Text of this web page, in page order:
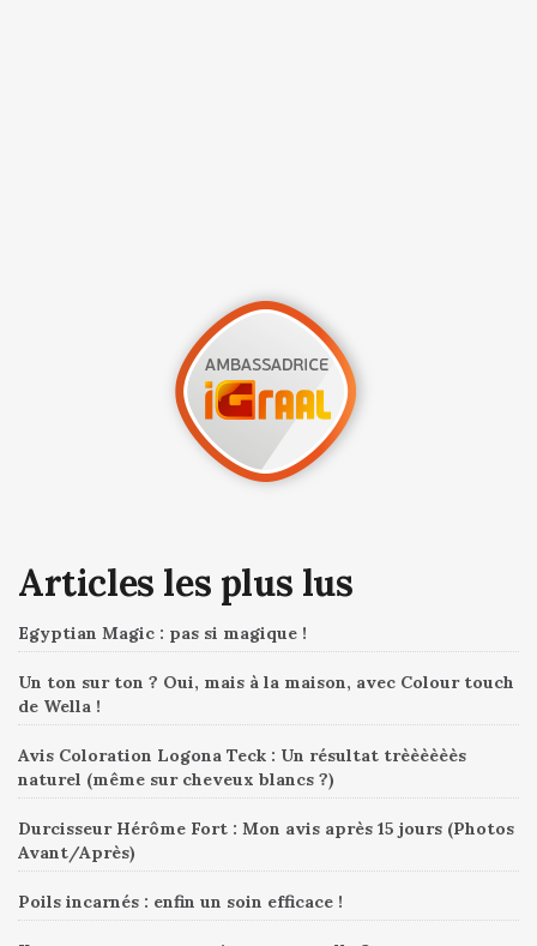
Articles les plus lus
Egyptian Magic : pas si magique !
Un ton sur ton ? Oui, mais à la maison, avec Colour touch
de Wella !
Avis Coloration Logona Teck : Un résultat trèèèèèès
naturel (même sur cheveux blancs ?)
Durcisseur Hérôme Fort : Mon avis après 15 jours (Photos
Avant/Après)
Poils incarnés : enfin un soin efficace !